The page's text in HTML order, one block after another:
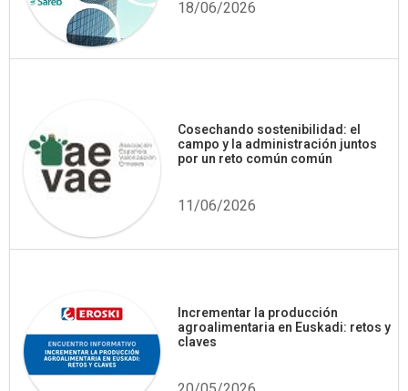
18/06/2026
Cosechando sostenibilidad: el
campo y la administración juntos
por un reto común común
11/06/2026
Incrementar la producción
agroalimentaria en Euskadi: retos y
claves